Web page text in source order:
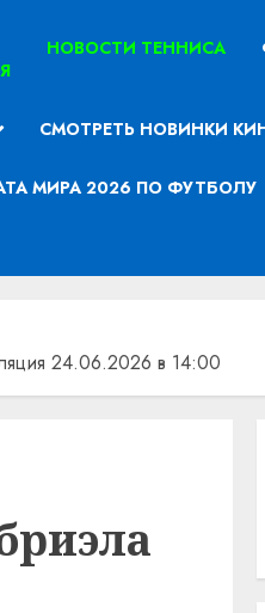
НОВОСТИ ТЕННИСА
СМОТРЕТЬ НОВИНКИ
МИРА 2026 ПО ФУТБОЛУ
24.06.2026 в 14:00